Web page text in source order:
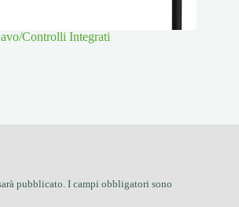
Controlli Integrati
pubblicato. I campi obbligatori sono